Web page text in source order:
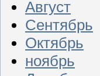
Август
Сентябрь
Октябрь
ноябрь